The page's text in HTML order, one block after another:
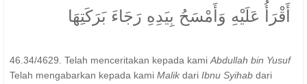
أَقْرَأُ عَلَيْهِ وَأَمْسَحُ بِيَدِهِ رَجَاءَ بَرَكَتِهَا
46.34/4629. Telah menceritakan kepada kami Abdullah bin Yusuf
Telah mengabarkan kepada kami Malik dari Ibnu Syihab dari